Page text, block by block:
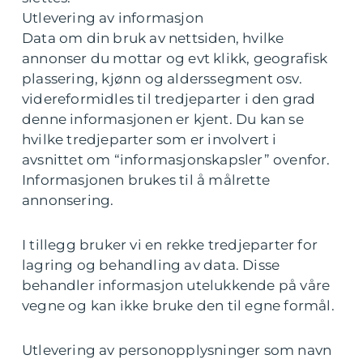
Utlevering av informasjon
Data om din bruk av nettsiden, hvilke
annonser du mottar og evt klikk, geografisk
plassering, kjønn og alderssegment osv.
videreformidles til tredjeparter i den grad
denne informasjonen er kjent. Du kan se
hvilke tredjeparter som er involvert i
avsnittet om “informasjonskapsler” ovenfor.
Informasjonen brukes til å målrette
annonsering.
I tillegg bruker vi en rekke tredjeparter for
lagring og behandling av data. Disse
behandler informasjon utelukkende på våre
vegne og kan ikke bruke den til egne formål.
Utlevering av personopplysninger som navn